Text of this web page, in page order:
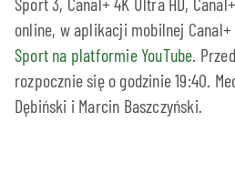
online, w aplikacji mobilnej Canal+
Sport na platformie YouTube .
rozpocznie się o godzinie 19:40.
Dębiński i Marcin Baszczyński.